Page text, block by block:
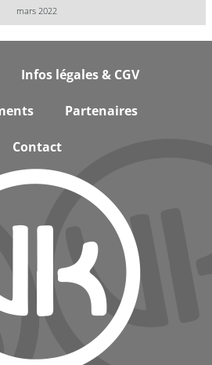
mars 2022
Infos légales & CGV
Partenaires
Contact